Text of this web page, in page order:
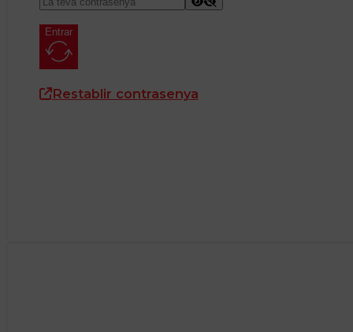
Entrar
Restablir contrasenya